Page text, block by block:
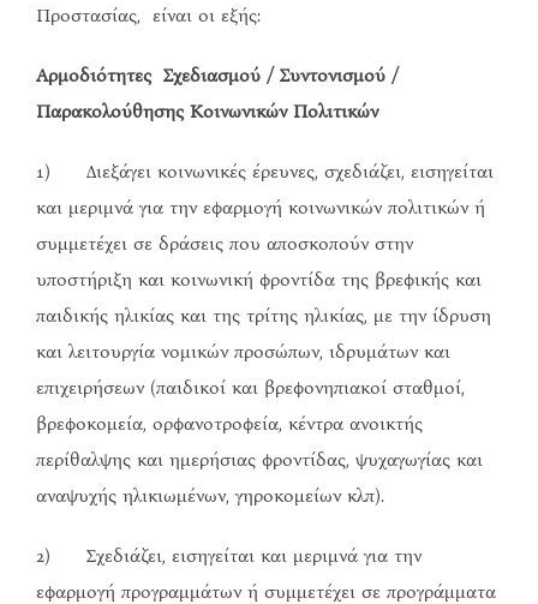
Προστασίας, είναι οι εξής:
Αρμοδιότητες Σχεδιασμού / Συντονισμού /
Παρακολούθησης Κοινωνικών Πολιτικών
1) Διεξάγει κοινωνικές έρευνες, σχεδιάζει, εισηγείται
και μεριμνά για την εφαρμογή κοινωνικών πολιτικών ή
συμμετέχει σε δράσεις που αποσκοπούν στην
υποστήριξη και κοινωνική φροντίδα της βρεφικής και
παιδικής ηλικίας και της τρίτης ηλικίας, με την ίδρυση
και λειτουργία νομικών προσώπων, ιδρυμάτων και
επιχειρήσεων (παιδικοί και βρεφονηπιακοί σταθμοί,
βρεφοκομεία, ορφανοτροφεία, κέντρα ανοικτής
περίθαλψης και ημερήσιας φροντίδας, ψυχαγωγίας και
αναψυχής ηλικιωμένων, γηροκομείων κλπ).
2) Σχεδιάζει, εισηγείται και μεριμνά για την
εφαρμογή προγραμμάτων ή συμμετέχει σε προγράμματα